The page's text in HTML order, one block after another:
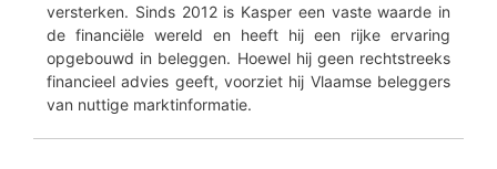
versterken. Sinds 2012 is Kasper een vaste waarde in
de financiële wereld en heeft hij een rijke ervaring
opgebouwd in beleggen. Hoewel hij geen rechtstreeks
financieel advies geeft, voorziet hij Vlaamse beleggers
van nuttige marktinformatie.